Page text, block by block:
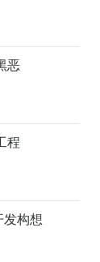
恶
程
发构想